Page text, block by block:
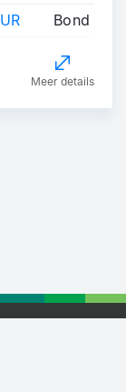
Bond
Meer details